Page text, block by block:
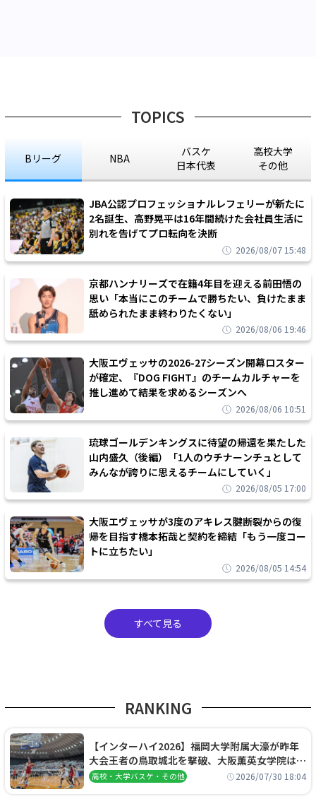
TOPICS
Bリーグ NBA
バスケ
日本代表
高校大学
その他
JBA公認プロフェッショナルレフェリーが新たに
2名誕生、高野晃平は16年間続けた会社員生活に
別れを告げてプロ転向を決断
2026/08/07 15:48
京都ハンナリーズで在籍4年目を迎える前田悟の
思い「本当にこのチームで勝ちたい、負けたまま
舐められたまま終わりたくない」
2026/08/06 19:46
大阪エヴェッサの2026-27シーズン開幕ロスター
が確定、『DOG FIGHT』のチームカルチャーを
推し進めて結果を求めるシーズンへ
2026/08/06 10:51
琉球ゴールデンキングスに待望の帰還を果たした
山内盛久（後編）「1人のウチナーンチュとして
みんなが誇りに思えるチームにしていく」
2026/08/05 17:00
大阪エヴェッサが3度のアキレス腱断裂からの復
帰を目指す橋本拓哉と契約を締結「もう一度コー
トに立ちたい」
2026/08/05 14:54
すべて見る
RANKING
【インターハイ2026】福岡大学附属大濠が昨年
大会王者の鳥取城北を撃破、大阪薫英女学院は岐
阜女子に完勝、大会3日目試合結果
高校・大学バスケ・その他 2026/07/30 18:04